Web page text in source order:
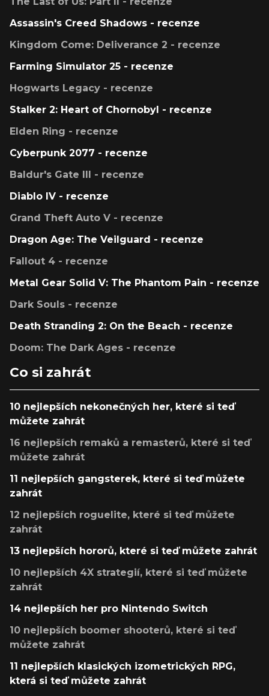
Assassin's Creed Shadows - recenze
Kingdom Come: Deliverance 2 - recenze
Farming Simulator 25 - recenze
Hogwarts Legacy - recenze
Stalker 2: Heart of Chornobyl - recenze
Elden Ring - recenze
Cyberpunk 2077 - recenze
Baldur's Gate III - recenze
Diablo IV - recenze
Grand Theft Auto V - recenze
Dragon Age: The Veilguard - recenze
Fallout 4 - recenze
Metal Gear Solid V: The Phantom Pain - recenze
Dark Souls - recenze
Death Stranding 2: On the Beach - recenze
Doom: The Dark Ages - recenze
Co si zahrát
10 nejlepších nekonečných her, které si teď
můžete zahrát
16 nejlepších remaků a remasterů, které si teď
můžete zahrát
11 nejlepších gangsterek, které si teď můžete
zahrát
12 nejlepších roguelite, které si teď můžete
zahrát
13 nejlepších hororů, které si teď můžete zahrát
10 nejlepších 4X strategií, které si teď můžete
zahrát
14 nejlepších her pro Nintendo Switch
10 nejlepších boomer shooterů, které si teď
můžete zahrát
11 nejlepších klasických izometrických RPG,
která si teď můžete zahrát